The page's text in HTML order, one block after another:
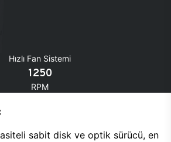
Hızlı Fan Sistemi
1250
RPM
sabit disk ve optik sürücü, en